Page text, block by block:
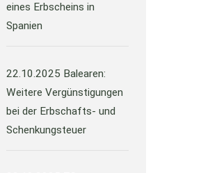
eines Erbscheins in
Spanien
22.10.2025 Balearen:
Weitere Vergünstigungen
bei der Erbschafts- und
Schenkungsteuer